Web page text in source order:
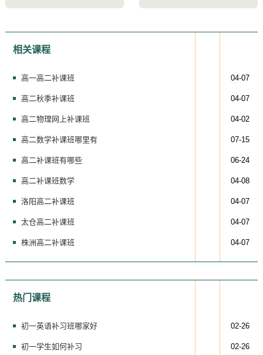
相关课程
高一高二补课班 04-07
高二秋季补课班 04-07
高二物理网上补课班 04-02
高二数学补课班哪里有 07-15
高二补课班有哪些 06-24
高二补课班数学 04-08
洛阳高二补课班 04-07
太仓高二补课班 04-07
株洲高二补课班 04-07
热门课程
初一英语补习班哪家好 02-26
初一学生如何补习 02-26